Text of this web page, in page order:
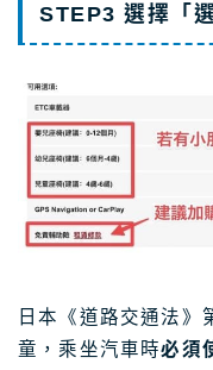
STEP3 選擇「選
日本《道路交通法》
童，乘坐汽車時必須